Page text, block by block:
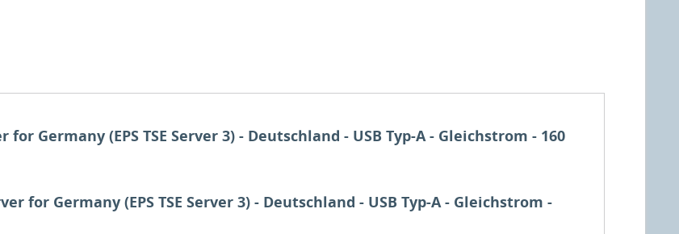
Germany (EPS TSE Server 3) - Deutschland - USB Typ-A - Gleichstrom - 160
for Germany (EPS TSE Server 3) - Deutschland - USB Typ-A - Gleichstrom -